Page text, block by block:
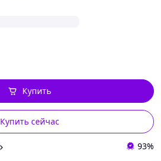
Купить сейчас
Купить
93%